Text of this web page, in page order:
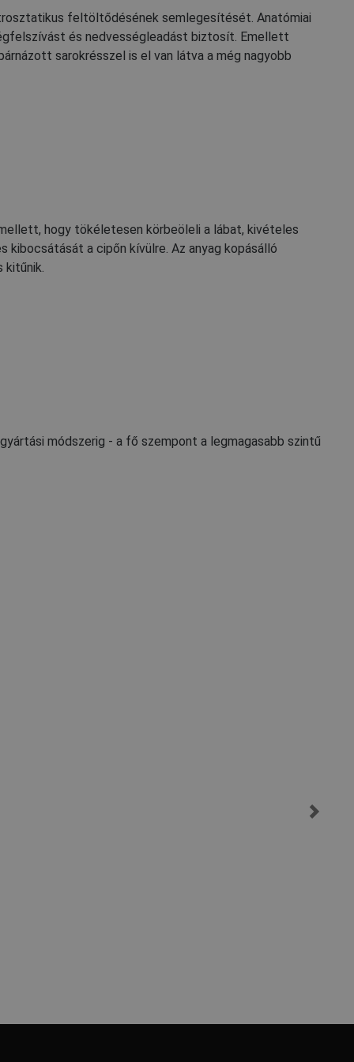
feltöltődésének semlegesítését. Anatómiai
és nedvességleadást biztosít. Emellett
sarokrésszel is el van látva a még nagyobb
hogy tökéletesen körbeöleli a lábat, kivételes
a cipőn kívülre. Az anyag kopásálló
kitűnik.
módszerig - a fő szempont a legmagasabb szintű